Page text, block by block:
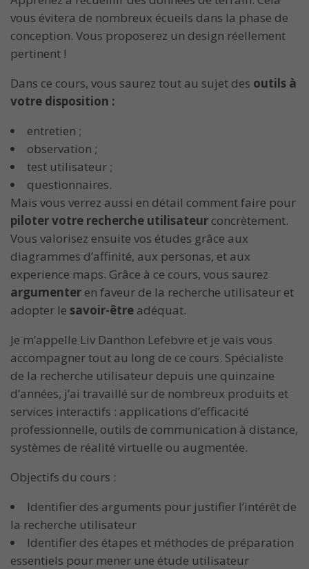
vous évitera de nombreux écueils dans la phase de
conception. Vous proposerez un design réellement
pertinent !
Dans ce cours, vous saurez tout au sujet des outils à
votre disposition :
entretien ;
observation ;
test utilisateur ;
questionnaires.
Mais vous verrez aussi en détail comment faire pour
piloter votre recherche utilisateur concrètement.
Vous valorisez ensuite vos études grâce aux
diagrammes d’affinité, aux personas, et aux
experience maps. Grâce à ce cours, vous saurez
argumenter en faveur de la recherche utilisateur et
adopter le savoir-être adéquat.
Je m’appelle Liv Danthon Lefebvre et je vais vous
accompagner tout au long de ce cours. Spécialiste
de la recherche utilisateur depuis une quinzaine
d’années, j’ai travaillé sur de nombreux produits et
services interactifs : applications d’efficacité
professionnelle, outils de communication à distance,
systèmes de réalité virtuelle ou augmentée.
Objectifs du cours :
Identifier des arguments pour justifier l’intérêt de
la recherche utilisateur
Identifier des étapes et méthodes de préparation
essentiels pour mener une étude utilisateur